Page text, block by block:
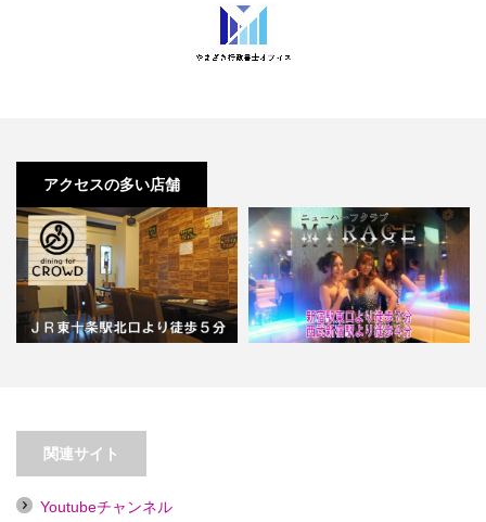
アクセスの多い店舗
【東十条】dining for
CROWD【喫煙目的店】…
関連サイト
Youtubeチャンネル